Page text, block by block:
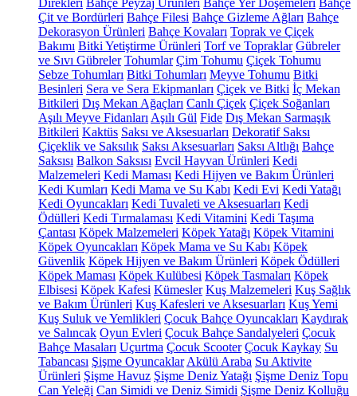
Direkleri Bahçe Peyzaj Ürünleri Bahçe Yer Döşemeleri Bahçe
Çit ve Bordürleri Bahçe Filesi Bahçe Gizleme Ağları Bahçe
Dekorasyon Ürünleri Bahçe Kovaları Toprak ve Çiçek
Bakımı Bitki Yetiştirme Ürünleri Torf ve Topraklar Gübreler
ve Sıvı Gübreler Tohumlar Çim Tohumu Çiçek Tohumu
Sebze Tohumları Bitki Tohumları Meyve Tohumu Bitki
Besinleri Sera ve Sera Ekipmanları Çiçek ve Bitki İç Mekan
Bitkileri Dış Mekan Ağaçları Canlı Çiçek Çiçek Soğanları
Aşılı Meyve Fidanları Aşılı Gül Fide Dış Mekan Sarmaşık
Bitkileri Kaktüs Saksı ve Aksesuarları Dekoratif Saksı
Çiçeklik ve Saksılık Saksı Aksesuarları Saksı Altlığı Bahçe
Saksısı Balkon Saksısı Evcil Hayvan Ürünleri Kedi
Malzemeleri Kedi Maması Kedi Hijyen ve Bakım Ürünleri
Kedi Kumları Kedi Mama ve Su Kabı Kedi Evi Kedi Yatağı
Kedi Oyuncakları Kedi Tuvaleti ve Aksesuarları Kedi
Ödülleri Kedi Tırmalaması Kedi Vitamini Kedi Taşıma
Çantası Köpek Malzemeleri Köpek Yatağı Köpek Vitamini
Köpek Oyuncakları Köpek Mama ve Su Kabı Köpek
Güvenlik Köpek Hijyen ve Bakım Ürünleri Köpek Ödülleri
Köpek Maması Köpek Kulübesi Köpek Tasmaları Köpek
Elbisesi Köpek Kafesi Kümesler Kuş Malzemeleri Kuş Sağlık
ve Bakım Ürünleri Kuş Kafesleri ve Aksesuarları Kuş Yemi
Kuş Suluk ve Yemlikleri Çocuk Bahçe Oyuncakları Kaydırak
ve Salıncak Oyun Evleri Çocuk Bahçe Sandalyeleri Çocuk
Bahçe Masaları Uçurtma Çocuk Scooter Çocuk Kaykay Su
Tabancası Şişme Oyuncaklar Akülü Araba Su Aktivite
Ürünleri Şişme Havuz Şişme Deniz Yatağı Şişme Deniz Topu
Can Yeleği Can Simidi ve Deniz Simidi Şişme Deniz Kolluğu